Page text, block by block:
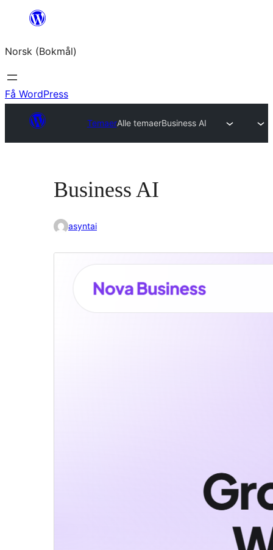
Hopp
innhold
Norsk (Bokmål)
Få WordPress
TemaerAlle temaerBusiness AI
Business AI
asyntai